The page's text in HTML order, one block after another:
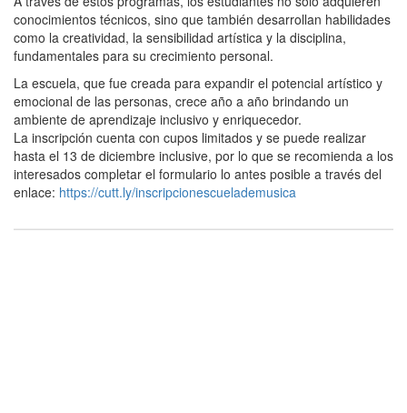
conocimientos técnicos, sino que también desarrollan habilidades
como la creatividad, la sensibilidad artística y la disciplina,
fundamentales para su crecimiento personal.
La escuela, que fue creada para expandir el potencial artístico y
emocional de las personas, crece año a año brindando un
ambiente de aprendizaje inclusivo y enriquecedor.
La inscripción cuenta con cupos limitados y se puede realizar
hasta el 13 de diciembre inclusive, por lo que se recomienda a los
interesados completar el formulario lo antes posible a través del
enlace: https://cutt.ly/inscripcionescuelademusica